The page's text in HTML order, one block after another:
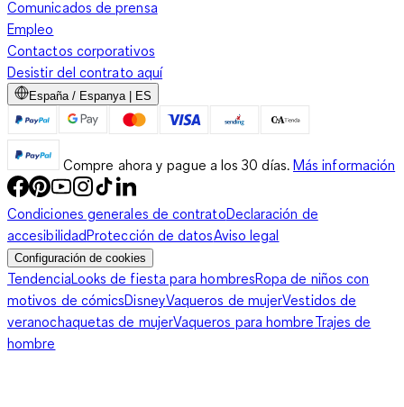
Comunicados de prensa
Empleo
Contactos corporativos
Desistir del contrato aquí
España / Espanya | ES
Compre ahora y pague a los 30 días. Más información
Condiciones generales de contratoDeclaración de
accesibilidadProtección de datosAviso legal
Configuración de cookies
TendenciaLooks de fiesta para hombresRopa de niños con
motivos de cómicsDisneyVaqueros de mujerVestidos de
veranochaquetas de mujerVaqueros para hombreTrajes de
hombre